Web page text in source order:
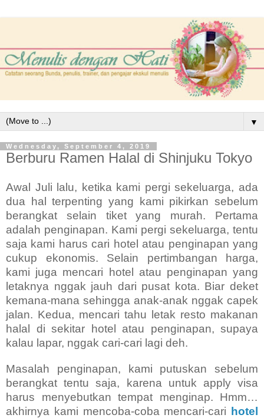
▼
Wednesday, September 4, 2019
Berburu Ramen Halal di Shinjuku Tokyo
Awal Juli lalu, ketika kami pergi sekeluarga, ada
dua hal terpenting yang kami pikirkan sebelum
berangkat selain tiket yang murah. Pertama
adalah penginapan. Kami pergi sekeluarga, tentu
saja kami harus cari hotel atau penginapan yang
cukup ekonomis. Selain pertimbangan harga,
kami juga mencari hotel atau penginapan yang
letaknya nggak jauh dari pusat kota. Biar deket
kemana-mana sehingga anak-anak nggak capek
jalan. Kedua, mencari tahu letak resto makanan
halal di sekitar hotel atau penginapan, supaya
kalau lapar, nggak cari-cari lagi deh.
Masalah penginapan, kami putuskan sebelum
berangkat tentu saja, karena untuk apply visa
harus menyebutkan tempat menginap. Hmm…
akhirnya kami mencoba-coba mencari-cari hotel